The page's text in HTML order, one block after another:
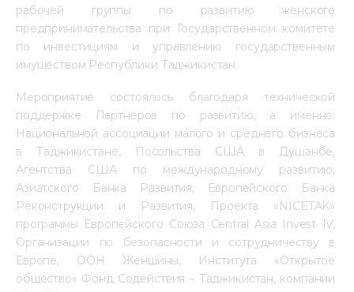
рабочей группы по развитию женского
предпринимательства при Государственном комитете
по инвестициям и управлению государственным
имуществом Республики Таджикистан.
Мероприятие состоялось благодаря технической
поддержке Партнеров по развитию, а именно:
Национальной ассоциации малого и среднего бизнеса
в Таджикистане, Посольства США в Душанбе,
Агентства США по международному развитию,
Азиатского Банка Развития, Европейского Банка
Реконструкции и Развития, Проекта «NICETAK»
программы Европейского Союза Central Asia Invest IV,
Организации по безопасности и сотрудничеству в
Европе, ООН Женщины, Института «Открытое
общество» Фонд Содействия – Таджикистан, компании